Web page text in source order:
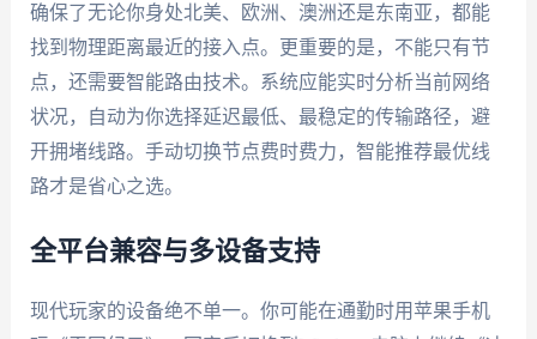
确保了无论你身处北美、欧洲、澳洲还是东南亚，都能
找到物理距离最近的接入点。更重要的是，不能只有节
点，还需要智能路由技术。系统应能实时分析当前网络
状况，自动为你选择延迟最低、最稳定的传输路径，避
开拥堵线路。手动切换节点费时费力，智能推荐最优线
路才是省心之选。
全平台兼容与多设备支持
现代玩家的设备绝不单一。你可能在通勤时用苹果手机